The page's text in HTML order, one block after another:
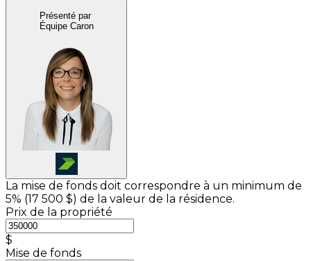
Présenté par
Équipe Caron
La mise de fonds doit correspondre à un minimum de
5% (17 500 $) de la valeur de la résidence.
Prix de la propriété
$
Mise de fonds